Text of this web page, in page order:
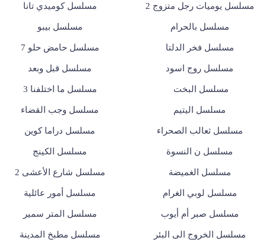
مسلسل يوميات رجل متزوج 2 مسلسل كوميدي تانا
مسلسل بالحرام مسلسل بيبو
مسلسل فخر الدلتا مسلسل حامض حلو 7
مسلسل روج اسود مسلسل قبل وبعد
مسلسل البخت مسلسل ما اختلفنا 3
مسلسل اليتيم مسلسل وجب القضاء
مسلسل ثعالب الصحراء مسلسل دراما كوين
مسلسل ن النسوة مسلسل الكينج
مسلسل الغميضة مسلسل شارع الأعشى 2
مسلسل لوبي الغرام مسلسل أمور عائلية
مسلسل صبر أم أيوب مسلسل المتر سمير
مسلسل الخروج الى البئر مسلسل مطبخ المدينة